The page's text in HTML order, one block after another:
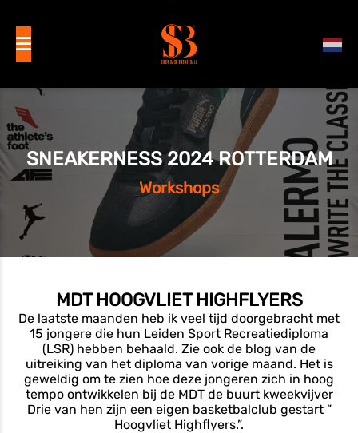
SNEAKERNESS 2024 ROTTERDAM
Workshops
MDT HOOGVLIET HIGHFLYERS
De laatste maanden heb ik veel tijd doorgebracht met
15 jongere die hun Leiden Sport Recreatiediploma
(LSR) hebben behaald. Zie ook de blog van de
uitreiking van het diploma van vorige maand. Het is
geweldig om te zien hoe deze jongeren zich in hoog
tempo ontwikkelen bij de MDT de buurt kweekvijver
Drie van hen zijn een eigen basketbalclub gestart ”
Hoogvliet Highflyers.”.